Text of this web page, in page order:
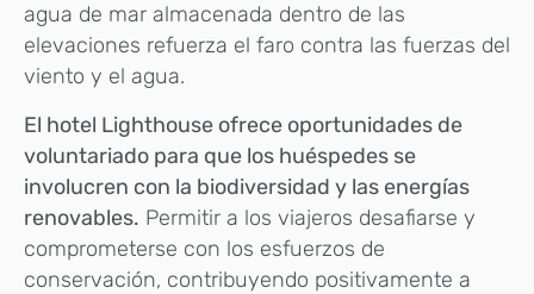
agua de mar almacenada dentro de las
elevaciones refuerza el faro contra las fuerzas del
viento y el agua.
El hotel Lighthouse ofrece oportunidades de
voluntariado para que los huéspedes se
involucren con la biodiversidad y las energías
renovables. Permitir a los viajeros desafiarse y
comprometerse con los esfuerzos de
conservación, contribuyendo positivamente a